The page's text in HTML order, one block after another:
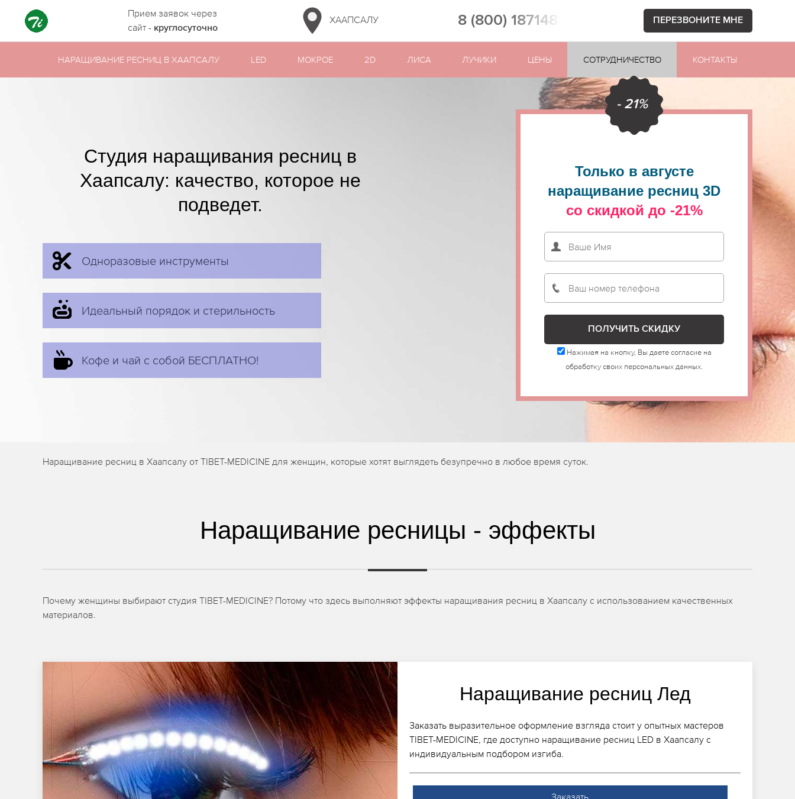
Прием заявок через
сайт - круглосуточно
ХААПСАЛУ 8 (800) 1871481 ПЕРЕЗВОНИТЕ МНЕ
НАРАЩИВАНИЕ РЕСНИЦ В ХААПСАЛУ LED МОКРОЕ 2D ЛИСА ЛУЧИКИ ЦЕНЫ СОТРУДНИЧЕСТВО КОНТАКТЫ
Студия наращивания ресниц в
Хаапсалу: качество, которое не
подведет.
Одноразовые инструменты
Идеальный порядок и стерильность
Кофе и чай с собой БЕСПЛАТНО!
- 21%
Только в августе
наращивание ресниц 3D
со скидкой до -21%
Нажимая на кнопку, Вы даете согласие на
обработку своих персональных данных.
Наращивание ресниц в Хаапсалу от TIBET-MEDICINE для женщин, которые хотят выглядеть безупречно в любое время суток.
Наращивание ресницы - эффекты
Почему женщины выбирают студия TIBET-MEDICINE? Потому что здесь выполняют эффекты наращивания ресниц в Хаапсалу с использованием качественных
материалов.
Наращивание ресниц Лед
Заказать выразительное оформление взгляда стоит у опытных мастеров
TIBET-MEDICINE, где доступно наращивание ресниц LED в Хаапсалу с
индивидуальным подбором изгиба.
Заказать